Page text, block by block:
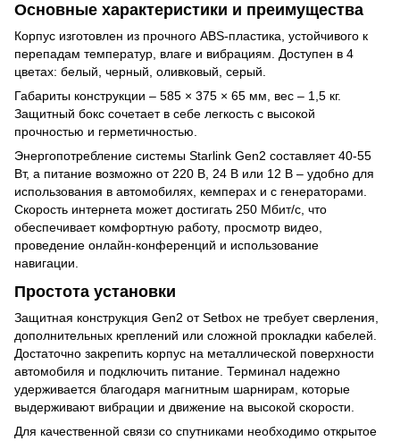
Основные характеристики и преимущества
Корпус изготовлен из прочного ABS-пластика, устойчивого к
перепадам температур, влаге и вибрациям. Доступен в 4
цветах: белый, черный, оливковый, серый.
Габариты конструкции – 585 × 375 × 65 мм, вес – 1,5 кг.
Защитный бокс сочетает в себе легкость с высокой
прочностью и герметичностью.
Энергопотребление системы Starlink Gen2 составляет 40-55
Вт, а питание возможно от 220 В, 24 В или 12 В – удобно для
использования в автомобилях, кемперах и с генераторами.
Скорость интернета может достигать 250 Мбит/с, что
обеспечивает комфортную работу, просмотр видео,
проведение онлайн-конференций и использование
навигации.
Простота установки
Защитная конструкция Gen2 от Setbox не требует сверления,
дополнительных креплений или сложной прокладки кабелей.
Достаточно закрепить корпус на металлической поверхности
автомобиля и подключить питание. Терминал надежно
удерживается благодаря магнитным шарнирам, которые
выдерживают вибрации и движение на высокой скорости.
Для качественной связи со спутниками необходимо открытое